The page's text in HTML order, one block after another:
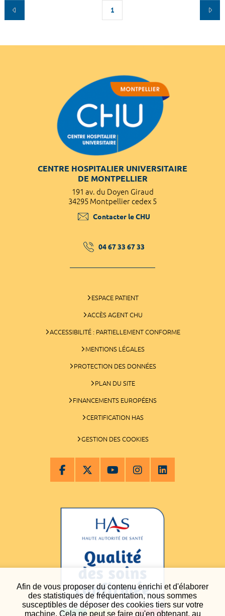
Afin de vous proposer du contenu enrichi et d'élaborer
des statistiques de fréquentation, nous sommes
susceptibles de déposer des cookies tiers sur votre
machine. Cela ne peut se faire qu'en obtenant, au
1
CENTRE HOSPITALIER UNIVERSITAIRE
DE MONTPELLIER
191 av. du Doyen Giraud
34295 Montpellier cedex 5
Contacter le CHU
04 67 33 67 33
ESPACE PATIENT
ACCÈS AGENT CHU
ACCESSIBILITÉ : PARTIELLEMENT CONFORME
MENTIONS LÉGALES
PROTECTION DES DONNÉES
PLAN DU SITE
FINANCEMENTS EUROPÉENS
CERTIFICATION HAS
GESTION DES COOKIES